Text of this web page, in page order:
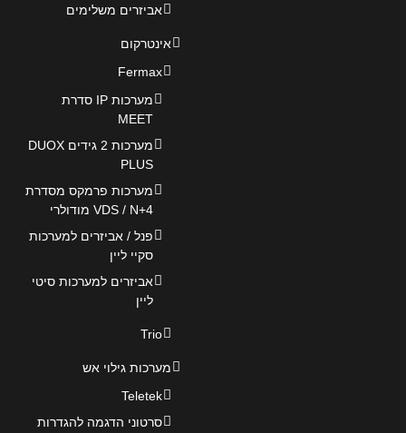
אביזרים משלימים
אינטרקום
Fermax
מערכות IP סדרת
MEET
מערכות 2 גידים DUOX
PLUS
מערכות פרמקס מסדרת
VDS / N+4 מודולרי
פנל / אביזרים למערכות
סקיי ליין
אביזרים למערכות סיטי
ליין
Trio
מערכות גילוי אש
Teletek
סרטוני הדגמה להגדרות